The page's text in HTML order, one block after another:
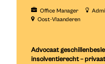
Office Manager
Oost-Vlaanderen
Advocaat
insolventierecht –